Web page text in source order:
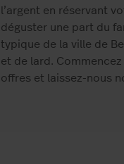
l’argent en réservant
déguster une part du
typique de la ville de
et de lard.
offres et laissez-nous